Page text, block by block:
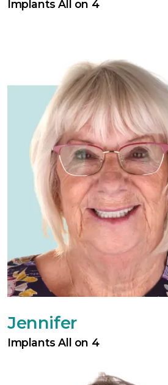
Implants All on 4
Jennifer
Implants All on 4